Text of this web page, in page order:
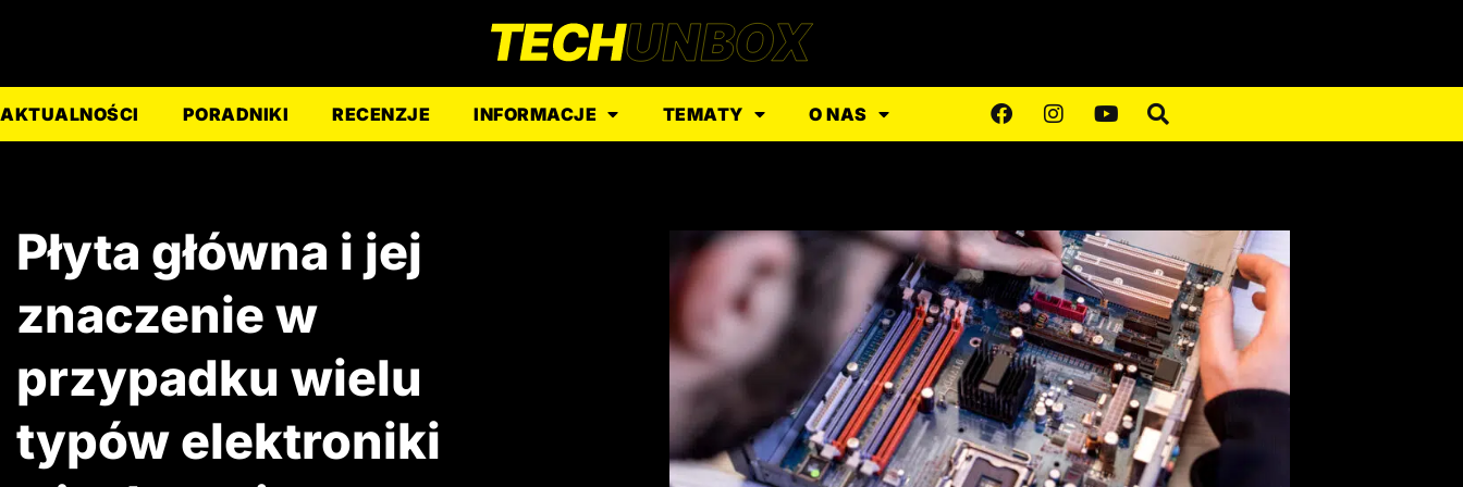
AKTUALNOŚCI PORADNIKI RECENZJE INFORMACJE TEMATY O NAS
Płyta główna i jej
znaczenie w
przypadku wielu
typów elektroniki